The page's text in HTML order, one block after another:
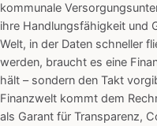
kommunale
ihre Handlungsfähigkeit und
Welt, in der Daten schneller
werden, braucht es eine
hält – sondern den Takt
Finanzwelt kommt dem
als Garant für Transparenz,